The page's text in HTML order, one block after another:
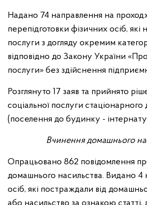
Надано 74 направлення на
перепідготовки фізичних осіб, які
послуги з догляду окремим
відповідно до Закону України «Про
послуги» без здійснення
Розглянуто 17 заяв та прийнято
соціальної послуги стаціонарного
(поселення до будинку -
Вчинення домашнього
Опрацьовано 862 повідомлення
домашнього насильства. Видано 4
осіб, які постраждали від
або насильство за ознакою